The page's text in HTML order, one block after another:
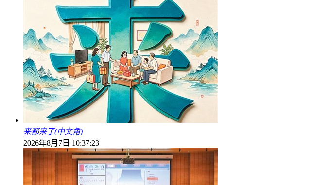
来都来了(中文角)
2026年8月7日 10:37:23